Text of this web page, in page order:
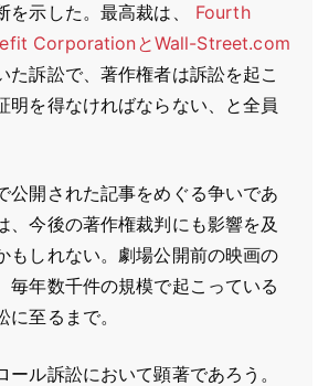
を示した。最高裁は、 Fourth
CorporationとWall-Street.com
た訴訟で、著作権者は訴訟を起こ
明を得なければならない、と全員
公開された記事をめぐる争いであ
、今後の著作権裁判にも影響を及
もしれない。劇場公開前の映画の
毎年数千件の規模で起こっている
至るまで。
ール訴訟において顕著であろう。